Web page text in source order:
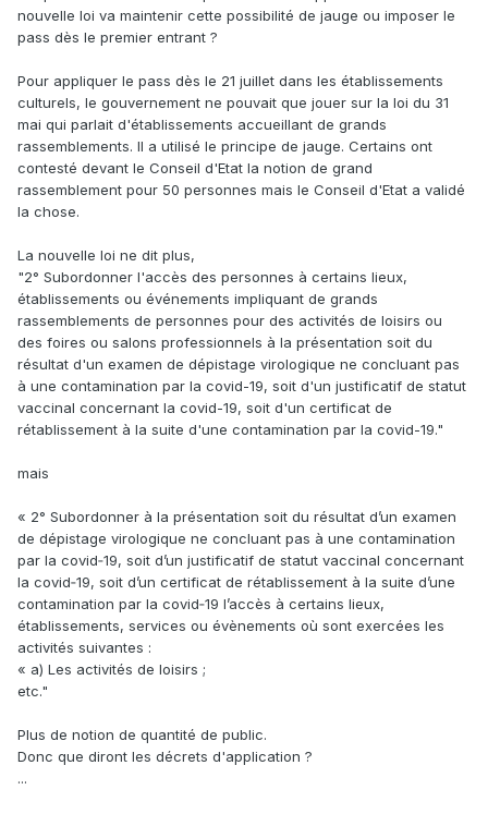
nouvelle loi va maintenir cette possibilité de jauge ou imposer le
pass dès le premier entrant ?
Pour appliquer le pass dès le 21 juillet dans les établissements
culturels, le gouvernement ne pouvait que jouer sur la loi du 31
mai qui parlait d'établissements accueillant de grands
rassemblements. Il a utilisé le principe de jauge. Certains ont
contesté devant le Conseil d'Etat la notion de grand
rassemblement pour 50 personnes mais le Conseil d'Etat a validé
la chose.
La nouvelle loi ne dit plus,
"2° Subordonner l'accès des personnes à certains lieux,
établissements ou événements impliquant de grands
rassemblements de personnes pour des activités de loisirs ou
des foires ou salons professionnels à la présentation soit du
résultat d'un examen de dépistage virologique ne concluant pas
à une contamination par la covid-19, soit d'un justificatif de statut
vaccinal concernant la covid-19, soit d'un certificat de
rétablissement à la suite d'une contamination par la covid-19."
mais
« 2° Subordonner à la présentation soit du résultat d’un examen
de dépistage virologique ne concluant pas à une contamination
par la covid‑19, soit d’un justificatif de statut vaccinal concernant
la covid‑19, soit d’un certificat de rétablissement à la suite d’une
contamination par la covid‑19 l’accès à certains lieux,
établissements, services ou évènements où sont exercées les
activités suivantes :
« a) Les activités de loisirs ;
etc."
Plus de notion de quantité de public.
Donc que diront les décrets d'application ?
...